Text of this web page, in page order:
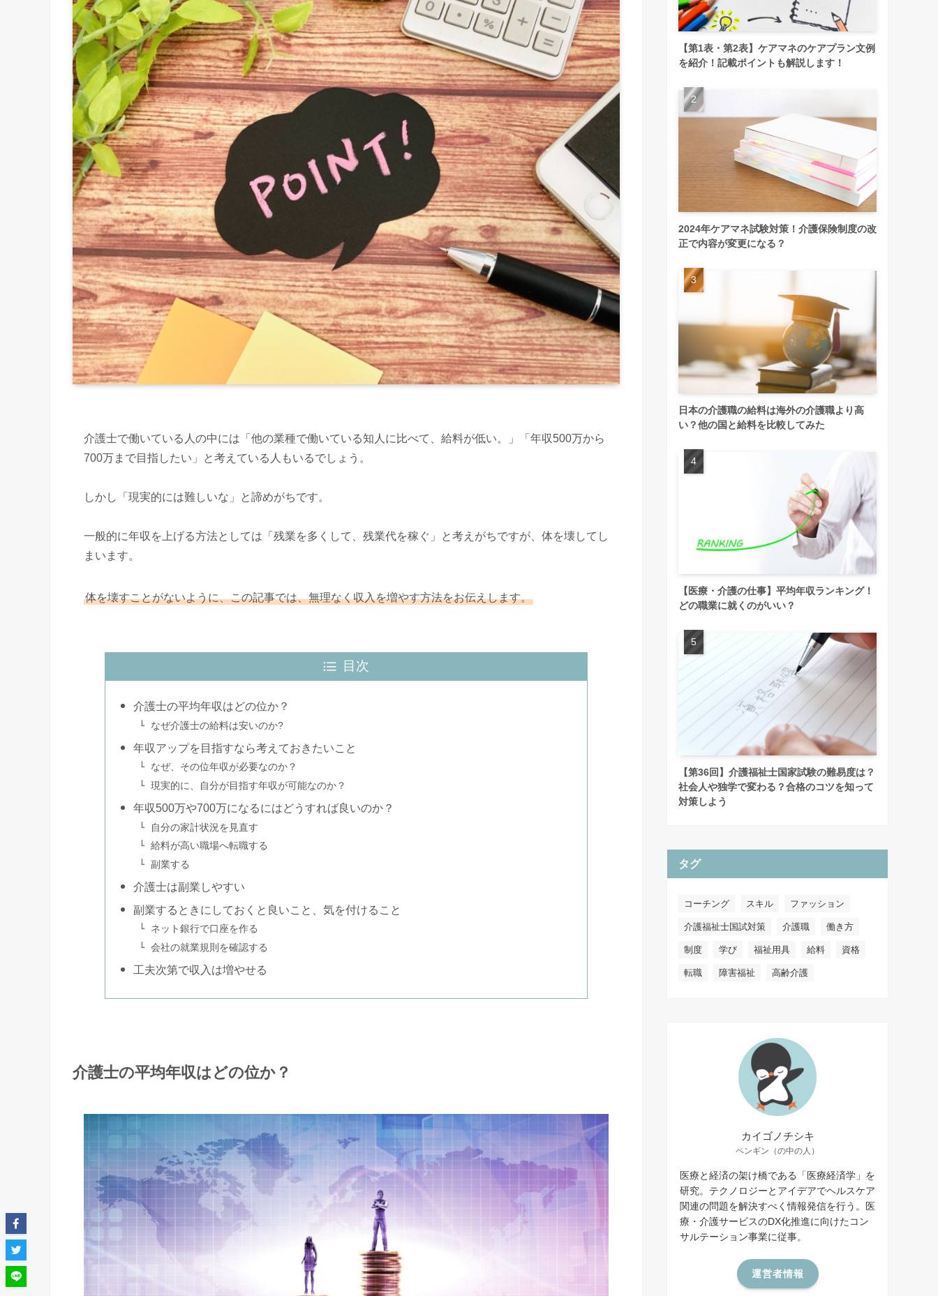
介護士で働いている人の中には「他の業種で働いている知人に比べて、給料が低い。」「年収500万から
700万まで目指したい」と考えている人もいるでしょう。
しかし「現実的には難しいな」と諦めがちです。
一般的に年収を上げる方法としては「残業を多くして、残業代を稼ぐ」と考えがちですが、体を壊してし
まいます。
体を壊すことがないように、この記事では、無理なく収入を増やす方法をお伝えします。
目次
介護士の平均年収はどの位か？
なぜ介護士の給料は安いのか?
年収アップを目指すなら考えておきたいこと
なぜ、その位年収が必要なのか？
現実的に、自分が目指す年収が可能なのか？
年収500万や700万になるにはどうすれば良いのか？
自分の家計状況を見直す
給料が高い職場へ転職する
副業する
介護士は副業しやすい
副業するときにしておくと良いこと、気を付けること
ネット銀行で口座を作る
会社の就業規則を確認する
工夫次第で収入は増やせる
介護士の平均年収はどの位か？
【第1表・第2表】ケアマネのケアプラン文例
を紹介！記載ポイントも解説します！
2024年ケアマネ試験対策！介護保険制度の改
正で内容が変更になる？
日本の介護職の給料は海外の介護職より高
い？他の国と給料を比較してみた
【医療・介護の仕事】平均年収ランキング！
どの職業に就くのがいい？
【第36回】介護福祉士国家試験の難易度は？
社会人や独学で変わる？合格のコツを知って
対策しよう
タグ
コーチング スキル ファッション
介護福祉士国試対策 介護職 働き方
制度 学び 福祉用具 給料 資格
転職 障害福祉 高齢介護
カイゴノチシキ
ペンギン（の中の人）
医療と経済の架け橋である「医療経済学」を
研究。テクノロジーとアイデアでヘルスケア
関連の問題を解決すべく情報発信を行う。医
療・介護サービスのDX化推進に向けたコン
サルテーション事業に従事。
運営者情報